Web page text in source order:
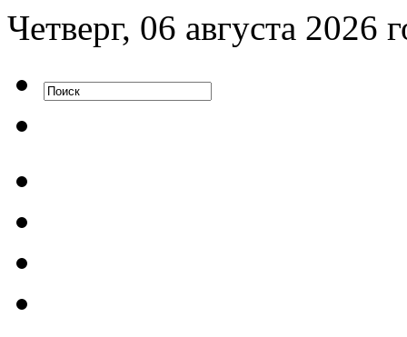
Четверг, 06 августа 2026